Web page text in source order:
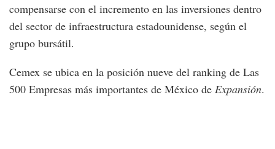
compensarse con el incremento en las inversiones dentro
del sector de infraestructura estadounidense, según el
grupo bursátil.
Cemex se ubica en la posición nueve del ranking de Las
500 Empresas más importantes de México de Expansión.